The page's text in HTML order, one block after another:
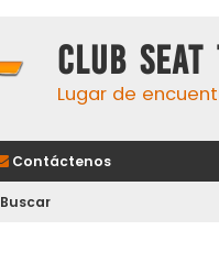
Club Seat
Lugar de
Contáctenos
Buscar